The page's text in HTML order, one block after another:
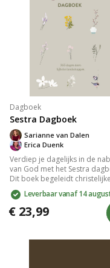
Dagboek
Sestra Dagboek
Erica Duenk
Sarianne van Dalen
Verdiep je dagelijks in de
van God met het Sestra
Dit boek begeleidt christelijke
vrouwen door diverse
landschappen, met
en inspirerende
Sluit elke week af met
Leverbaar vanaf 14
€ 23,99